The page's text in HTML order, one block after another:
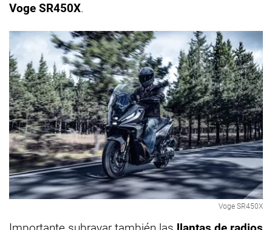
Voge SR450X.
Voge SR450X